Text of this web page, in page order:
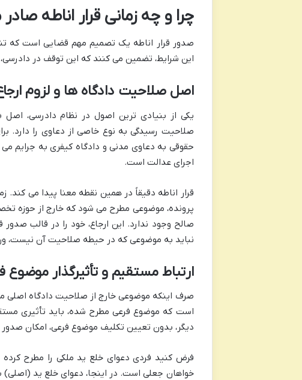
چرا و چه زمانی قرار اناطه
صدور قرار اناطه یک تصمیم مهم قضایی است که
این شرایط، تضمین می کنند که این توقف در
اصل صلاحیت دادگاه ها و لزوم
یکی از بنیادی ترین اصول در نظام دادرسی،
صلاحیت رسیدگی به نوع خاصی از دعاوی را دارد.
حقوقی به دعاوی مدنی و دادگاه کیفری به جرایم
اجرای عدالت است.
قرار اناطه دقیقاً در همین نقطه معنا پیدا می
پرونده، موضوعی مطرح می شود که خارج از حوزه
صالح وجود ندارد. این ارجاع، خود را در قالب
نباید به موضوعی که در حیطه صلاحیت آن نیست،
ارتباط مستقیم و تأثیرگذار
صرف اینکه موضوعی خارج از صلاحیت دادگاه اصلی
است که موضوع فرعی مطرح شده، باید تأثیری
دیگر، بدون تعیین تکلیف موضوع فرعی، امکان صدور
فرض کنید فردی دعوای خلع ید ملکی را مطرح
خواهان جعلی است. در اینجا، دعوای خلع ید